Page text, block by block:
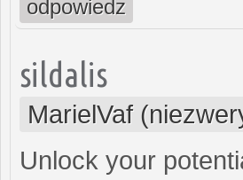
odpowiedz
sildalis
MarielVaf
Unlock your